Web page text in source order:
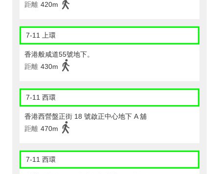
距離 420m
7-11 上環
香港般咸道55號地下。
距離 430m
7-11 西環
香港西營盤正街 18 號啟正中心地下 A 舖
距離 470m
7-11 西環